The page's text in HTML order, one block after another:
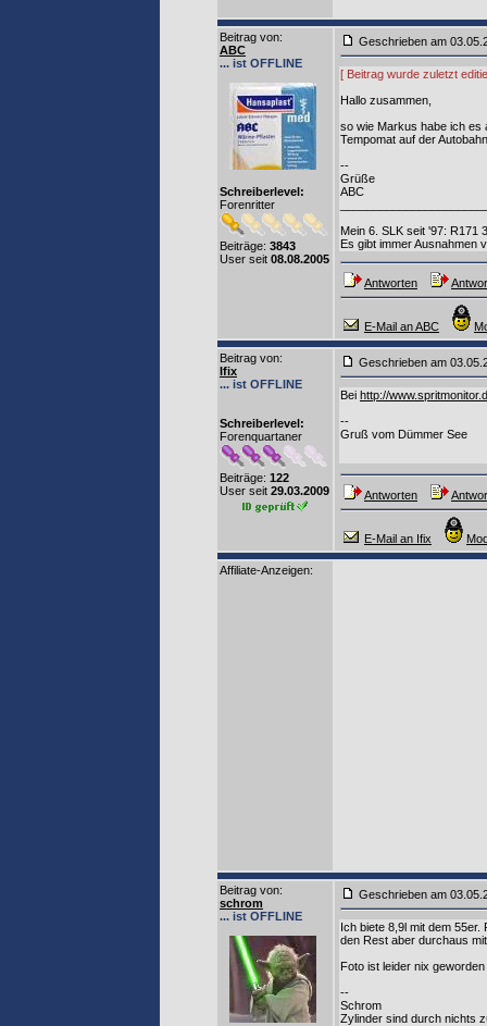
Beitrag von:
ABC
... ist OFFLINE
Schreiberlevel:
Forenritter
Beiträge: 3843
User seit 08.08.2005
Geschrieben am
[ Beitrag wurde zuletzt
Hallo zusammen,
so wie Markus habe ich es
Tempomat auf der
--
Grüße
ABC
Mein 6. SLK seit '97: R171
Es gibt immer Ausnahmen
Antworten
E-Mail an ABC
Beitrag von:
Ifix
... ist OFFLINE
Schreiberlevel:
Forenquartaner
Beiträge: 122
User seit 29.03.2009
Geschrieben am
Bei http://
--
Gruß vom Dümmer See
Antworten
E-Mail an Ifix
Affiliate-Anzeigen:
Beitrag von:
schrom
... ist OFFLINE
Geschrieben am
Ich biete 8,9l mit dem
den Rest aber durchaus
Foto ist leider nix
--
Schrom
Zylinder sind durch nichts